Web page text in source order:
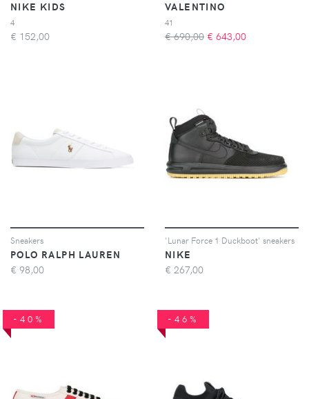
NIKE KIDS
4
€ 152,00
VALENTINO
41
€ 690,00 € 643,00
Sneakers
POLO RALPH LAUREN
€ 98,00
'Lunar Force 1 Duckboot' sneakers
NIKE
€ 267,00
-40% -46%